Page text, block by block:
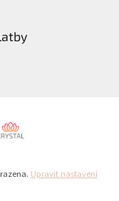
Upravit nastavení